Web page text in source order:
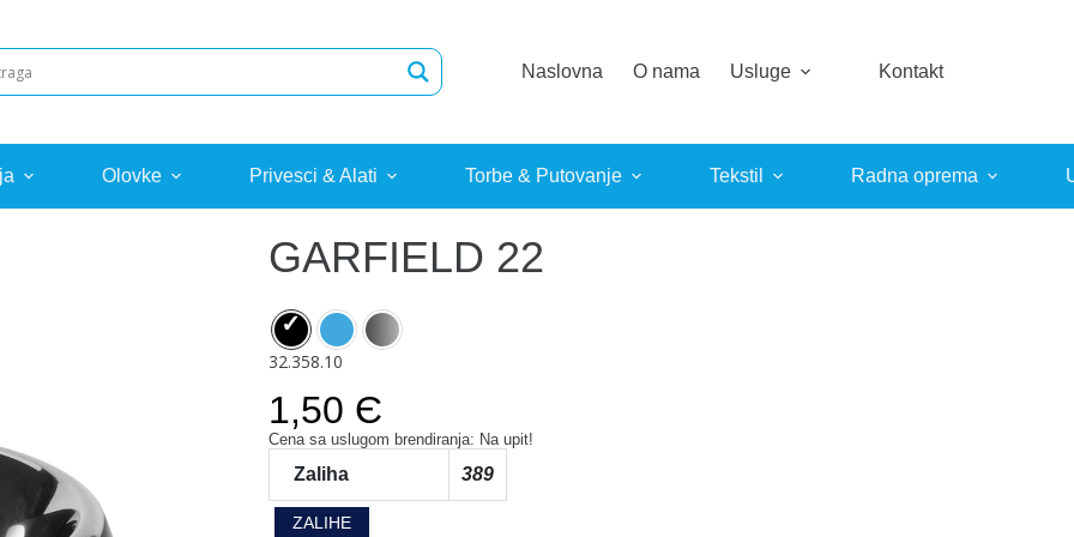
Naslovna
O nama Usluge Kontakt
Olovke Privesci & Alati Torbe & Putovanje Tekstil Radna oprema
GARFIELD 22
32.358.10
1,50 Є
Cena sa uslugom brendiranja: Na upit!
Zaliha 389
ZALIHE